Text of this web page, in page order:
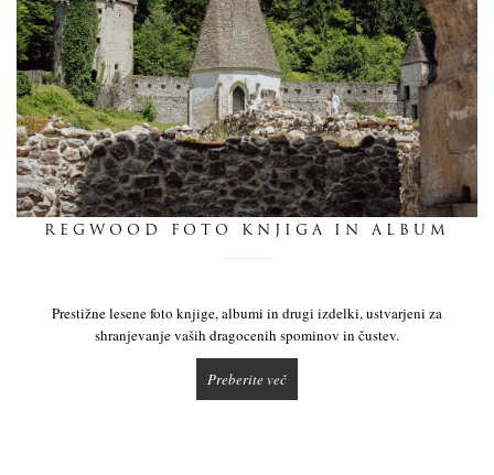
leseni izdelki
mi
dnevnik
REGWOOD FOTO KNJIGA IN ALBUM
Prestižne lesene foto knjige, albumi in drugi izdelki, ustvarjeni za
shranjevanje vaših dragocenih spominov in čustev.
Preberite več